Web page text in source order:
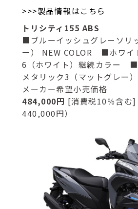
>>>製品情報はこちら
トリシティ155 ABS
■ブルーイッシュグレーソリ
ー） NEW COLOR ■ホワイ
6（ホワイト）継続カラー ■
メタリック3（マットグレー
メーカー希望小売価格
484,000円 [消費税10％含む]
440,000円）